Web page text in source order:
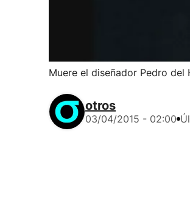
Muere el diseñador Pedro del
otros
03/04/2015 - 02:00